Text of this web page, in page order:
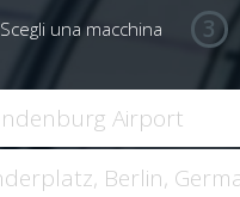
Scegli una macchina